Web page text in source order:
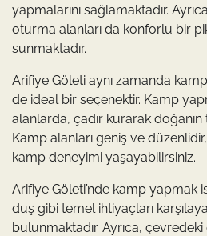
yapmalarını sağlamaktadır.
oturma alanları da konforlu bir
sunmaktadır.
Arifiye Göleti aynı zamanda
de ideal bir seçenektir. Kamp
alanlarda, çadır kurarak doğanın
Kamp alanları geniş ve
kamp deneyimi yaşayabilirsiniz.
Arifiye Göleti’nde kamp yapmak
duş gibi temel ihtiyaçları
bulunmaktadır. Ayrıca,